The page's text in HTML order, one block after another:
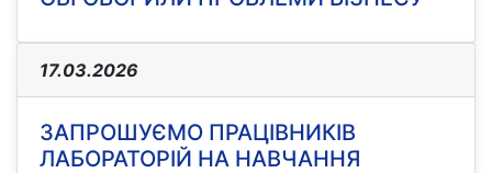
17.03.2026
ЗАПРОШУЄМО ПРАЦІВНИКІВ
ЛАБОРАТОРІЙ НА НАВЧАННЯ